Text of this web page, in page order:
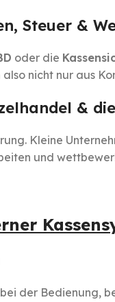
Steuer &
oder die
nicht nur aus
&
Kleine
und
der Bedienung,